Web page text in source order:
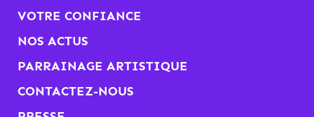
VOTRE CONFIANCE
NOS ACTUS
PARRAINAGE ARTISTIQUE
CONTACTEZ-NOUS